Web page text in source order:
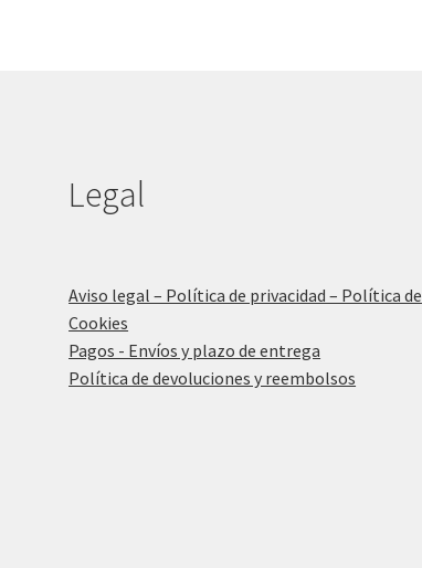
Legal
Aviso legal – Política de privacidad – Política de
Cookies
Pagos - Envíos y plazo de entrega
Política de devoluciones y reembolsos